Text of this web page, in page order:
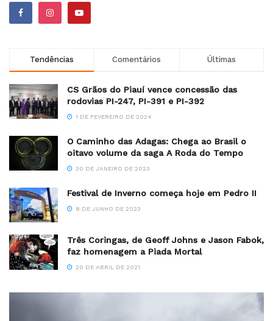
Tendências Comentários Últimas
CS Grãos do Piauí vence concessão das
rodovias PI-247, PI-391 e PI-392
1 DE FEVEREIRO DE 2024
O Caminho das Adagas: Chega ao Brasil o
oitavo volume da saga A Roda do Tempo
30 DE JANEIRO DE 2023
Festival de Inverno começa hoje em Pedro II
8 DE JUNHO DE 2023
Três Coringas, de Geoff Johns e Jason Fabok,
faz homenagem a Piada Mortal
20 DE ABRIL DE 2021